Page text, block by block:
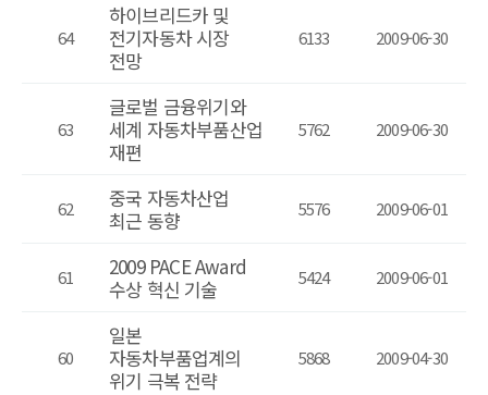
64
하이브리드카 및
전기자동차 시장
전망
6133 2009-06-30
63
글로벌 금융위기와
세계 자동차부품산업
재편
5762 2009-06-30
62
중국 자동차산업
최근 동향
5576 2009-06-01
61
2009 PACE Award
수상 혁신 기술
5424 2009-06-01
60
일본
자동차부품업계의
위기 극복 전략
5868 2009-04-30